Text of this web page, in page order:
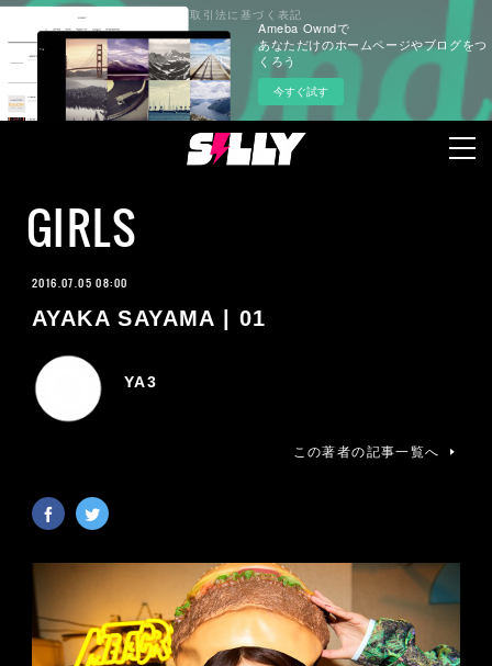
Ameba Owndで
あなただけのホームページやブログをつ
くろう
今すぐ試す
GIRLS
2016.07.05 08:00
AYAKA SAYAMA | 01
YA3
この著者の記事一覧へ
プライバシーポリシー 特定商取引法に基づく表記